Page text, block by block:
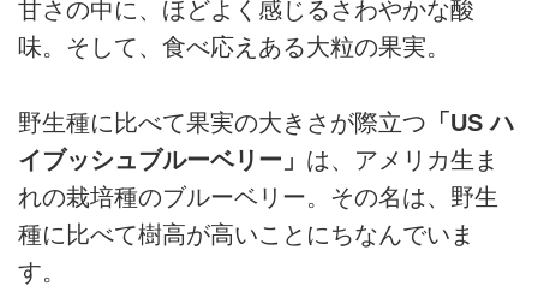
甘さの中に、ほどよく感じるさわやかな酸
味。そして、食べ応えある大粒の果実。
野生種に比べて果実の大きさが際立つ 「US ハ
イブッシュブルーベリー」 は、アメリカ生ま
れの栽培種のブルーベリー。その名は、野生
種に比べて樹高が高いことにちなんでいま
す。